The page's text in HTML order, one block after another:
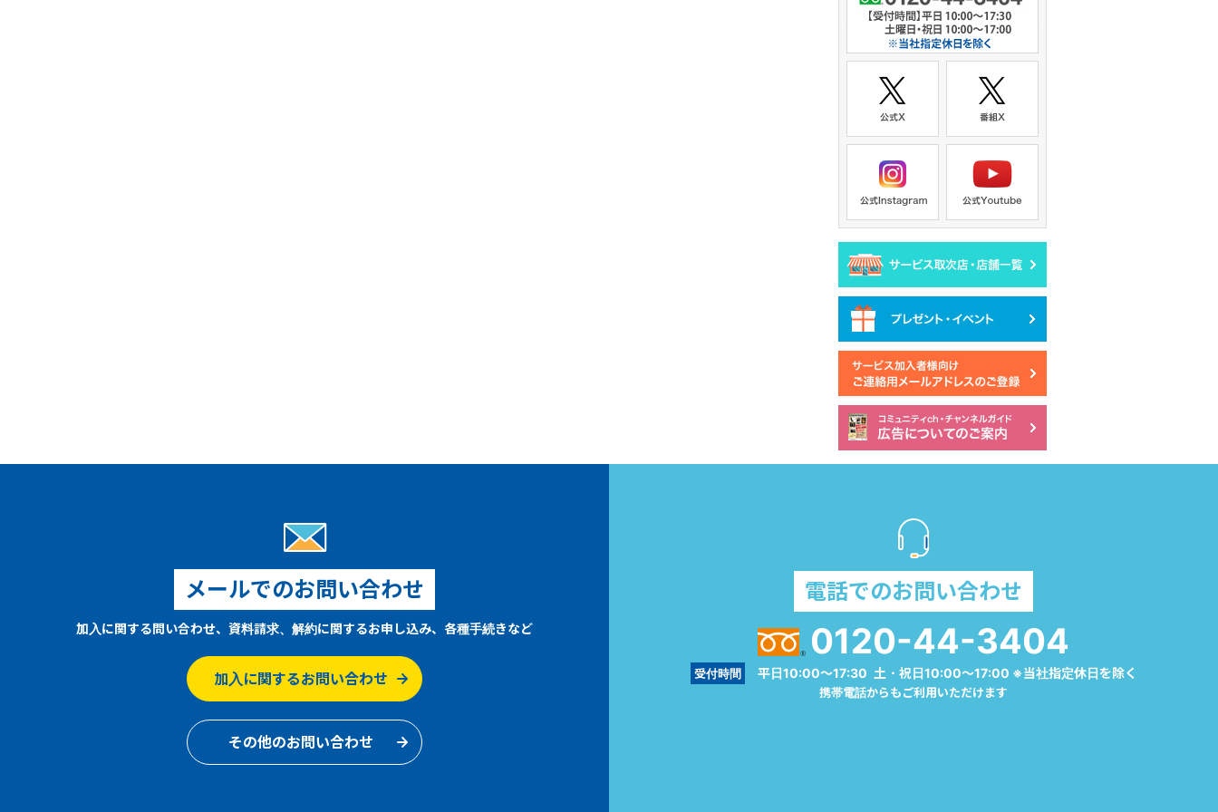
メールでのお問い合わせ
加入に関する問い合わせ、資料請求、解約に関するお申し込み、各種手続きなど
加入に関するお問い合わせ
その他のお問い合わせ
電話でのお問い合わせ
0120-44-3404
受付時間 平日10:00～17:30 土・祝日10:00～17:00 ※当社指定休日を除く
携帯電話からもご利用いただけます